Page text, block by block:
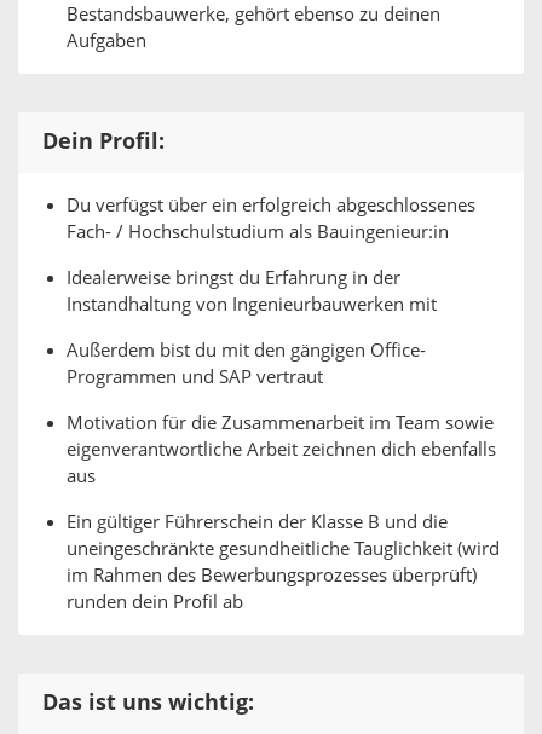
Bestandsbauwerke, gehört ebenso zu deinen
Aufgaben
Dein Profil:
Du verfügst über ein erfolgreich abgeschlossenes
Fach- / Hochschulstudium als Bauingenieur:in
Idealerweise bringst du Erfahrung in der
Instandhaltung von Ingenieurbauwerken mit
Außerdem bist du mit den gängigen Office-
Programmen und SAP vertraut
Motivation für die Zusammenarbeit im Team sowie
eigenverantwortliche Arbeit zeichnen dich ebenfalls
aus
Ein gültiger Führerschein der Klasse B und die
uneingeschränkte gesundheitliche Tauglichkeit (wird
im Rahmen des Bewerbungsprozesses überprüft)
runden dein Profil ab
Das ist uns wichtig: